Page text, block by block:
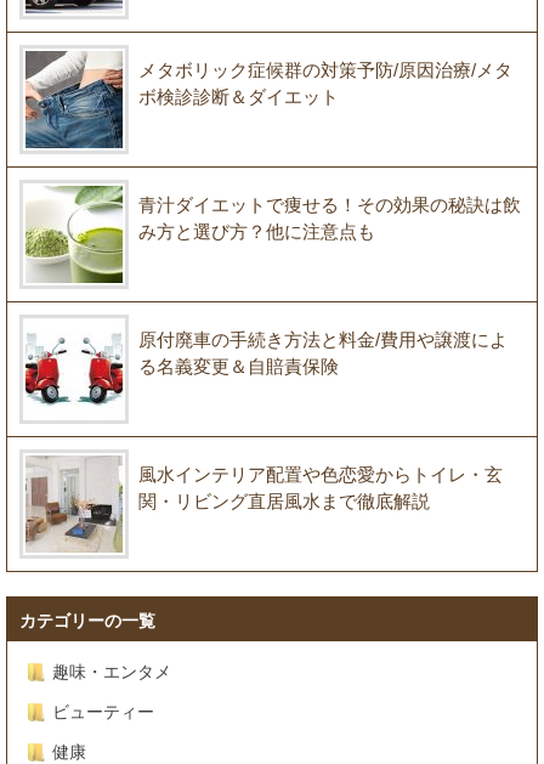
メタボリック症候群の対策予防/原因治療/メタ
ボ検診診断＆ダイエット
青汁ダイエットで痩せる！その効果の秘訣は飲
み方と選び方？他に注意点も
原付廃車の手続き方法と料金/費用や譲渡によ
る名義変更＆自賠責保険
風水インテリア配置や色恋愛からトイレ・玄
関・リビング直居風水まで徹底解説
カテゴリーの一覧
趣味・エンタメ
ビューティー
健康